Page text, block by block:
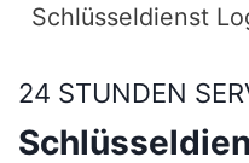
Schlüsseldienst
24 STUNDEN